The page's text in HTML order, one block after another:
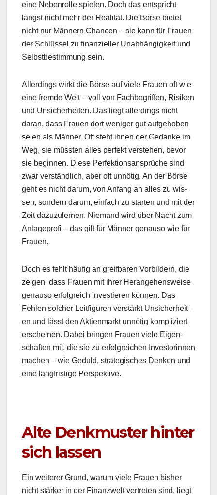
eine Neben­rolle spie­len. Doch das entspricht
längst nicht mehr der Real­ität. Die Börse bietet
nicht nur Män­nern Chan­cen – sie kann für Frauen
der Schlüs­sel zu finanzieller Unab­hängigkeit und
Selb­st­bes­tim­mung sein.
Allerd­ings wirkt die Börse auf viele Frauen oft wie
eine fremde Welt – voll von Fach­be­grif­f­en, Risiken
und Unsicher­heit­en. Das liegt allerd­ings nicht
daran, dass Frauen dort weniger gut aufge­hoben
seien als Män­ner. Oft ste­ht ihnen der Gedanke im
Weg, sie müssten alles per­fekt ver­ste­hen, bevor
sie begin­nen. Diese Per­fek­tion­sansprüche sind
zwar ver­ständlich, aber oft unnötig. An der Börse
geht es nicht darum, von Anfang an alles zu wis­
sen, son­dern darum, ein­fach zu starten und mit der
Zeit dazuzuler­nen. Nie­mand wird über Nacht zum
Anlage­profi – das gilt für Män­ner genau­so wie für
Frauen.
Doch es fehlt häu­fig an greif­baren Vor­bildern, die
zeigen, dass Frauen mit ihrer Herange­hensweise
genau­so erfol­gre­ich investieren kön­nen. Das
Fehlen solch­er Leit­fig­uren ver­stärkt Unsicher­heit­
en und lässt den Aktien­markt unnötig kom­pliziert
erscheinen. Dabei brin­gen Frauen viele Eigen­
schaften mit, die sie zu erfol­gre­ichen Investorin­nen
machen – wie Geduld, strate­gis­ches Denken und
eine langfristige Per­spek­tive.
Alte Denkmuster hinter
sich lassen
Ein weit­er­er Grund, warum viele Frauen bish­er
nicht stärk­er in der Finanzwelt vertreten sind, liegt